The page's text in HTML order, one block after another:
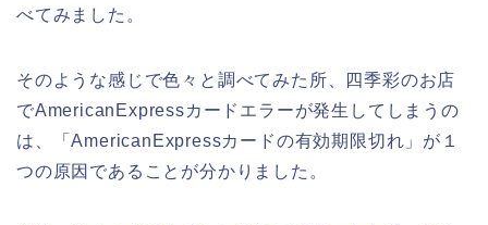
べてみました。
そのような感じで色々と調べてみた所、四季彩のお店
でAmericanExpressカードエラーが発生してしまうの
は、「AmericanExpressカードの有効期限切れ」が１
つの原因であることが分かりました。